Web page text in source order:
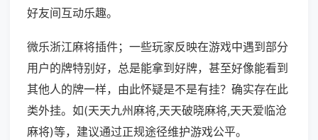
好友间互动乐趣。
微乐浙江麻将插件；一些玩家反映在游戏中遇到部分
用户的牌特别好，总是能拿到好牌，甚至好像能看到
其他人的牌一样，由此怀疑是不是有挂？确实存在此
类外挂。如(天天九州麻将,天天破晓麻将,天天爱临沧
麻将)等，建议通过正规途径维护游戏公平。